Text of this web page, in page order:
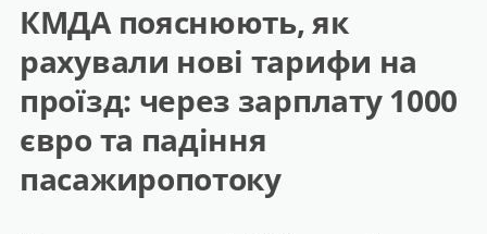
КМДА пояснюють, як
рахували нові тарифи на
проїзд: через зарплату 1000
євро та падіння
пасажиропотоку